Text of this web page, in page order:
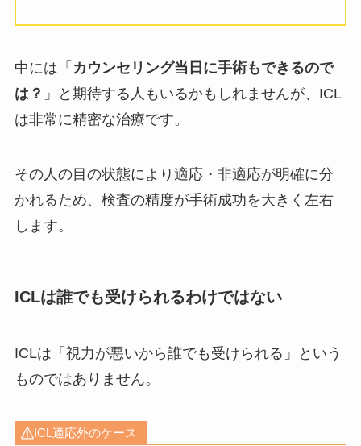
中には「 カウンセリング当日に手術もできるので
は？ 」と期待する人もいるかもしれませんが、ICL
は非常に精密な治療です。
その人の目の状態により適応・非適応が明確に分
かれるため、検査の精度が手術成功を大きく左右
します。
ICLは誰でも受けられるわけではない
ICLは「視力が悪いから誰でも受けられる」という
ものではありません。
ICL適応外のケース